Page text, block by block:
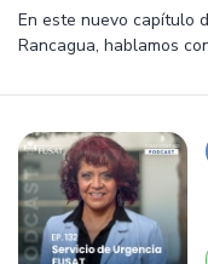
En este nuevo capítulo
Rancagua, hablamos